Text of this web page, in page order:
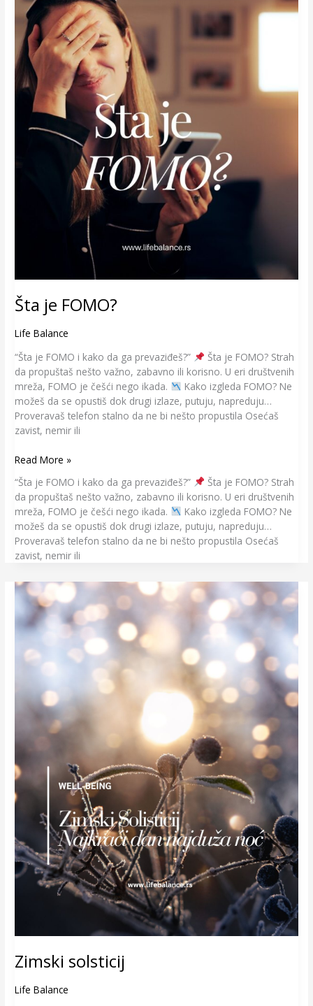
Šta je FOMO?
Life Balance
“Šta je FOMO i kako da ga prevaziđeš?”
Šta je FOMO? Strah
da propuštaš nešto važno, zabavno ili korisno. U eri društvenih
mreža, FOMO je češći nego ikada.
Kako izgleda FOMO? Ne
možeš da se opustiš dok drugi izlaze, putuju, napreduju…
Proveravaš telefon stalno da ne bi nešto propustila Osećaš
zavist, nemir ili
Read More »
“Šta je FOMO i kako da ga prevaziđeš?”
Šta je FOMO? Strah
da propuštaš nešto važno, zabavno ili korisno. U eri društvenih
mreža, FOMO je češći nego ikada.
Kako izgleda FOMO? Ne
možeš da se opustiš dok drugi izlaze, putuju, napreduju…
Proveravaš telefon stalno da ne bi nešto propustila Osećaš
zavist, nemir ili
Zimski solsticij
Life Balance
Zimski
solsticij